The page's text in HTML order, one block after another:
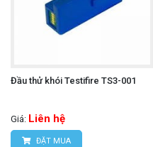
Đầu thử khói Testifire TS3-001
Giá: Liên hệ
ĐẶT MUA